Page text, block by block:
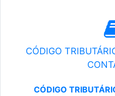
CÓDIGO
CÓDIGO